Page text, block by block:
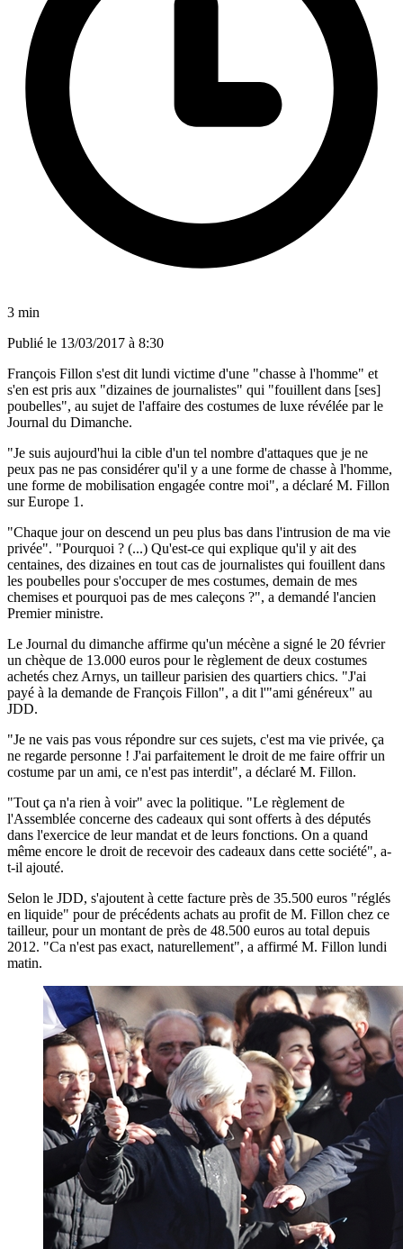
3 min
Publié le 13/03/2017 à 8:30
François Fillon s'est dit lundi victime d'une "chasse à l'homme" et
s'en est pris aux "dizaines de journalistes" qui "fouillent dans [ses]
poubelles", au sujet de l'affaire des costumes de luxe révélée par le
Journal du Dimanche.
"Je suis aujourd'hui la cible d'un tel nombre d'attaques que je ne
peux pas ne pas considérer qu'il y a une forme de chasse à l'homme,
une forme de mobilisation engagée contre moi", a déclaré M. Fillon
sur Europe 1.
"Chaque jour on descend un peu plus bas dans l'intrusion de ma vie
privée". "Pourquoi ? (...) Qu'est-ce qui explique qu'il y ait des
centaines, des dizaines en tout cas de journalistes qui fouillent dans
les poubelles pour s'occuper de mes costumes, demain de mes
chemises et pourquoi pas de mes caleçons ?", a demandé l'ancien
Premier ministre.
Le Journal du dimanche affirme qu'un mécène a signé le 20 février
un chèque de 13.000 euros pour le règlement de deux costumes
achetés chez Arnys, un tailleur parisien des quartiers chics. "J'ai
payé à la demande de François Fillon", a dit l'"ami généreux" au
JDD.
"Je ne vais pas vous répondre sur ces sujets, c'est ma vie privée, ça
ne regarde personne ! J'ai parfaitement le droit de me faire offrir un
costume par un ami, ce n'est pas interdit", a déclaré M. Fillon.
"Tout ça n'a rien à voir" avec la politique. "Le règlement de
l'Assemblée concerne des cadeaux qui sont offerts à des députés
dans l'exercice de leur mandat et de leurs fonctions. On a quand
même encore le droit de recevoir des cadeaux dans cette société", a-
t-il ajouté.
Selon le JDD, s'ajoutent à cette facture près de 35.500 euros "réglés
en liquide" pour de précédents achats au profit de M. Fillon chez ce
tailleur, pour un montant de près de 48.500 euros au total depuis
2012. "Ca n'est pas exact, naturellement", a affirmé M. Fillon lundi
matin.